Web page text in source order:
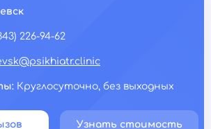
226-94-62
Круглосуточно, без выходных
Узнать стоимость